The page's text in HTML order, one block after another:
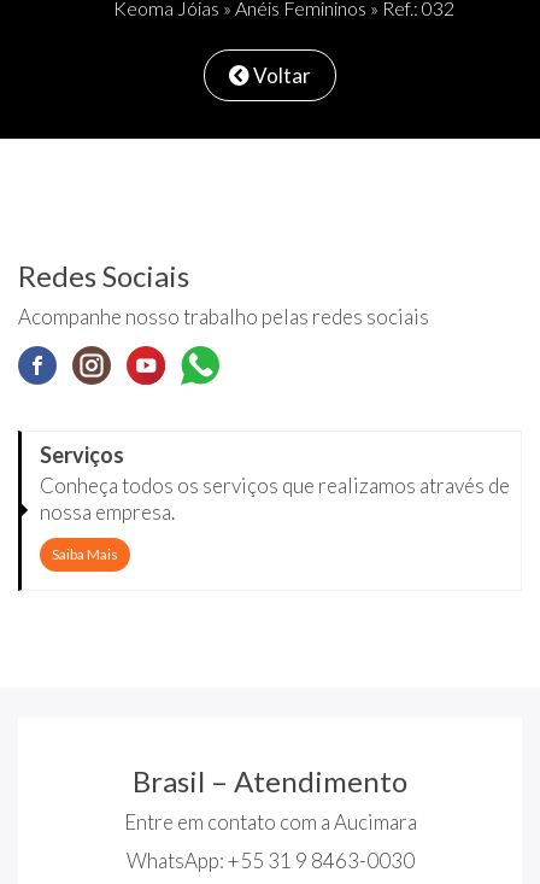
Keoma Jóias » Anéis Femininos » Ref.: 032
Voltar
Redes Sociais
Acompanhe nosso trabalho pelas redes sociais
Serviços
Conheça todos os serviços que realizamos através de
nossa empresa.
Saiba Mais
Brasil – Atendimento
Entre em contato com a Aucimara
WhatsApp: +55 31 9 8463-0030